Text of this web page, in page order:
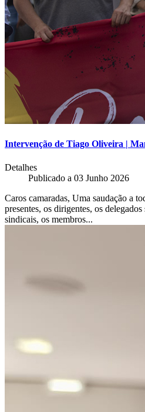
Intervenção de Tiago Oliveira |
Detalhes
Publicado a 03 Junho 2026
Caros camaradas, Uma saudação a
presentes, os dirigentes, os
sindicais, os membros...